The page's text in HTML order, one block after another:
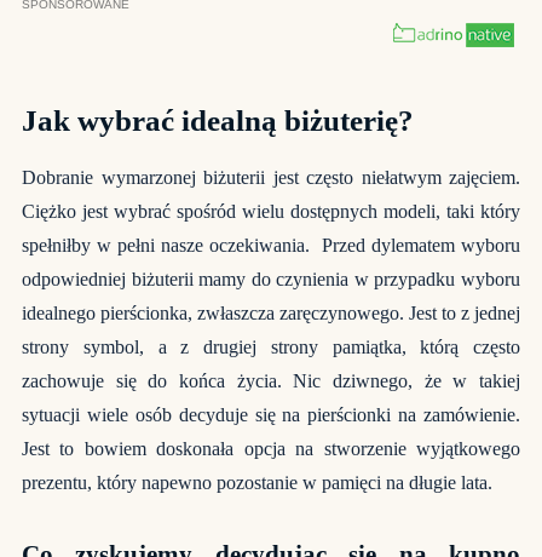
Jak wybrać idealną biżuterię?
Dobranie wymarzonej biżuterii jest często niełatwym zajęciem.
Ciężko jest wybrać spośród wielu dostępnych modeli, taki który
spełniłby w pełni nasze oczekiwania. Przed dylematem wyboru
odpowiedniej biżuterii mamy do czynienia w przypadku wyboru
idealnego pierścionka, zwłaszcza zaręczynowego. Jest to z jednej
strony symbol, a z drugiej strony pamiątka, którą często
zachowuje się do końca życia. Nic dziwnego, że w takiej
sytuacji wiele osób decyduje się napierścionki na zamówienie.
Jest to bowiem doskonała opcja na stworzenie wyjątkowego
prezentu, który napewno pozostanie w pamięci na długie lata.